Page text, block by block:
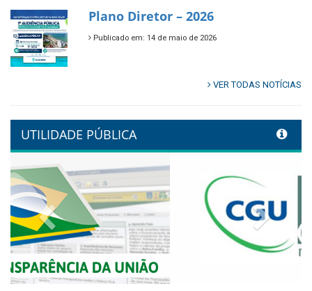
🌿🚤 Semana Mundial do Meio
Ambiente em Tamandaré
alinhamento estratégico do
Conecta+ Tamandaré.
NOTA DE PESAR E LUTO OFICIAL
Publicado em: 9 de junho de 2026
Plano Diretor – 2026
Publicado em: 14 de maio de 2026